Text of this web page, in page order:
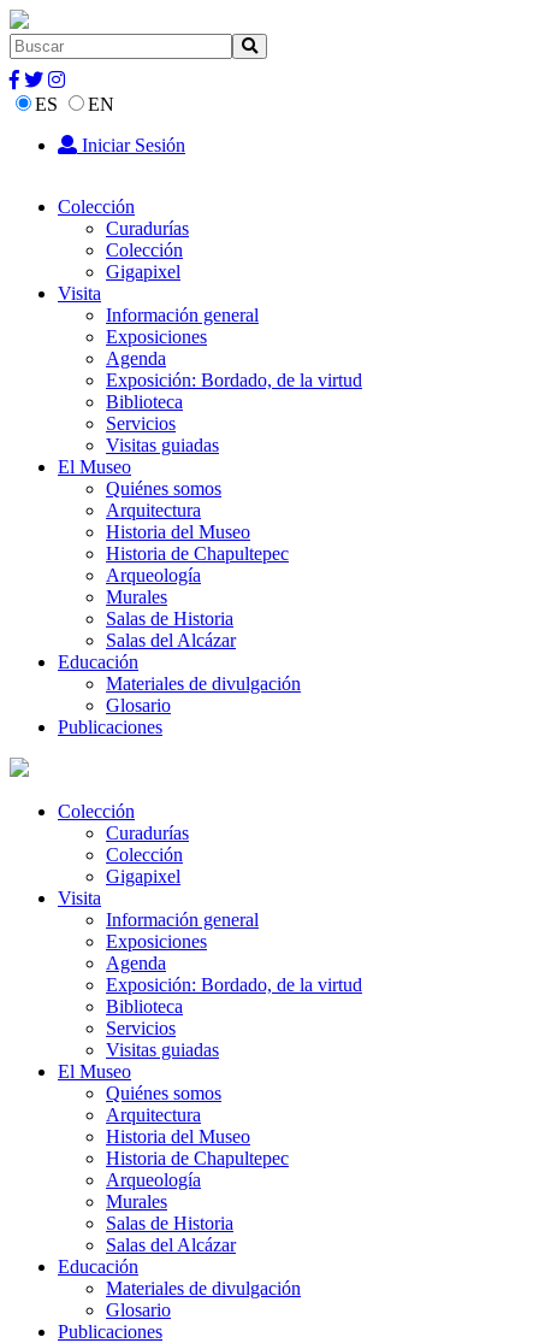
ES
EN
Iniciar Sesión
Colección
Curadurías
Colección
Gigapixel
Visita
Información general
Exposiciones
Agenda
Exposición: Bordado, de la virtud
Biblioteca
Servicios
Visitas guiadas
El Museo
Quiénes somos
Arquitectura
Historia del Museo
Historia de Chapultepec
Arqueología
Murales
Salas de Historia
Salas del Alcázar
Educación
Materiales de divulgación
Glosario
Publicaciones
Colección
Curadurías
Colección
Gigapixel
Visita
Información general
Exposiciones
Agenda
Exposición: Bordado, de la virtud
Biblioteca
Servicios
Visitas guiadas
El Museo
Quiénes somos
Arquitectura
Historia del Museo
Historia de Chapultepec
Arqueología
Murales
Salas de Historia
Salas del Alcázar
Educación
Materiales de divulgación
Glosario
Publicaciones